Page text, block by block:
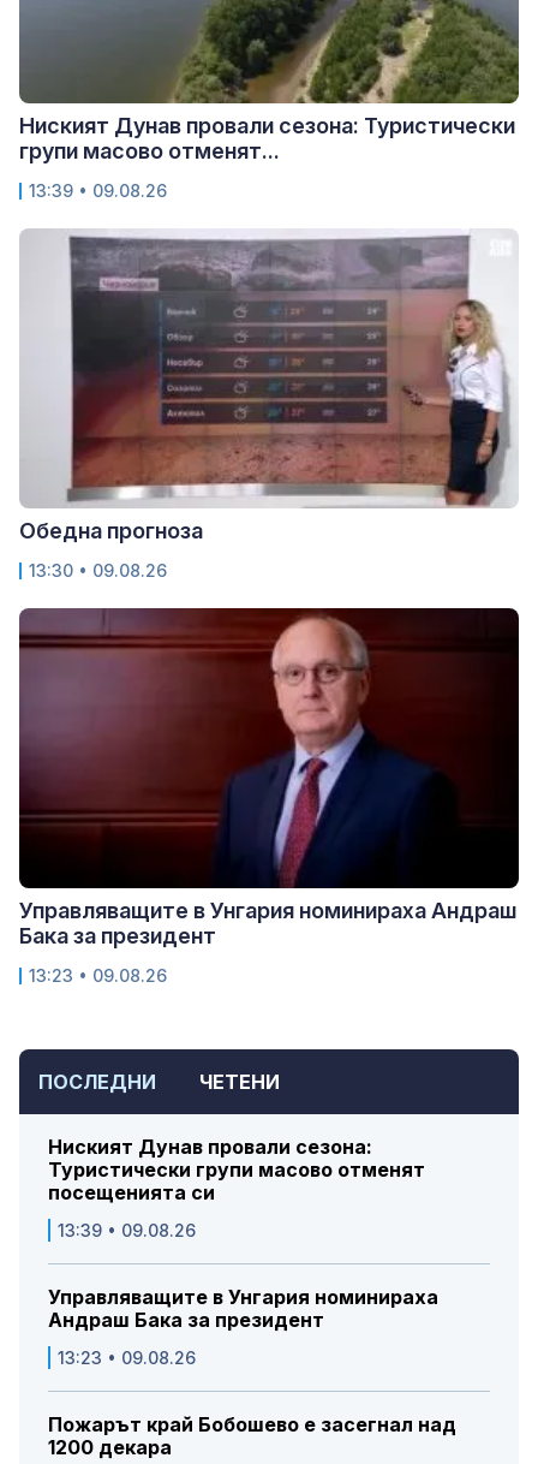
ПОСЛЕДНИ ЧЕТЕНИ
Ниският Дунав провали сезона:
Туристически групи масово отменят
посещенията си
13:39 • 09.08.26
Управляващите в Унгария номинираха
Андраш Бака за президент
13:23 • 09.08.26
Пожарът край Бобошево е засегнал над
1200 декара
Ниският Дунав провали сезона: Туристически
групи масово отменят...
13:39 • 09.08.26
Обедна прогноза
13:30 • 09.08.26
Управляващите в Унгария номинираха Андраш
Бака за президент
13:23 • 09.08.26